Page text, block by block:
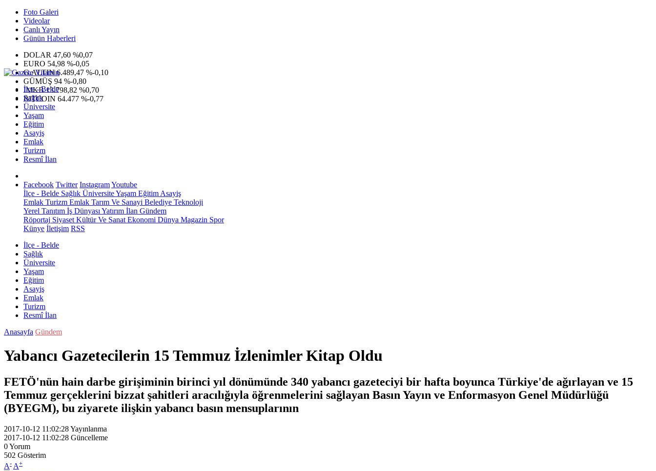
Foto Galeri
Videolar
Canlı Yayın
Günün Haberleri
DOLAR 47,60 %0,07
EURO 54,98 %-0,05
G.ALTIN6.489,47 %-0,10
GÜMÜŞ 94 %-0,80
IMKB13.798,82 %0,70
BITCOIN 64.477 %-0,77
İlçe - Belde
Sağlık
Üniversite
Yaşam
Eğitim
Asayiş
Emlak
Turizm
Resmî İlan
Facebook Twitter InstagramYoutube
İlçe - Belde Sağlık ÜniversiteYaşam Eğitim Asayiş
Emlak Turizm Emlak Tarım Ve Sanayi Belediye Teknoloji
Yerel Tanıtım İş Dünyası Yatırım İlan Gündem
Röportaj Siyaset Kültür Ve Sanat Ekonomi Dünya Magazin Spor
Künye İletişim RSS
İlçe - Belde
Sağlık
Üniversite
Yaşam
Eğitim
Asayiş
Emlak
Turizm
Resmî İlan
Anasayfa Gündem
Yabancı Gazetecilerin 15 Temmuz İzlenimler Kitap Oldu
FETÖ'nün hain darbe girişiminin birinci yıl dönümünde 340 yabancı gazeteciyi bir hafta boyunca Türkiye'de ağırlayan ve 15
Temmuz gerçeklerini bizzat şahitleri aracılığıyla öğrenmelerini sağlayan Basın Yayın ve Enformasyon Genel Müdürlüğü
(BYEGM), bu ziyarete ilişkin yabancı basın mensuplarının
2017-10-12 11:02:28Yayınlanma
2017-10-12 11:02:28 Güncelleme
0Yorum
502 Gösterim
A- A+